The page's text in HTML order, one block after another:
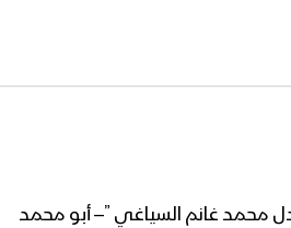
محمد غانم السياغي ”– أبو محمد